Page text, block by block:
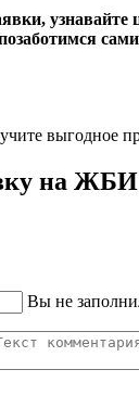
узнавайте
выгодное
на ЖБИ
Вы не